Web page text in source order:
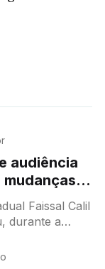
audiência
pedágios
MT
Faissal Calil
durante a